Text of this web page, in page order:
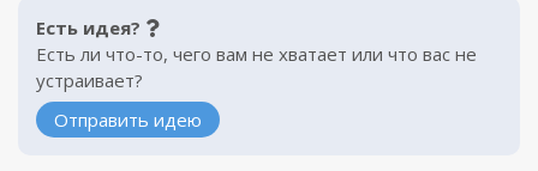
Есть идея?
Есть ли что-то, чего вам не хватает или что вас не
устраивает?
Отправить идею